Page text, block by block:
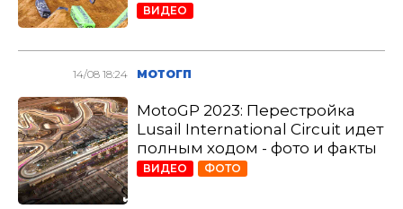
ВИДЕО
14/08 18:24 МОТОГП
MotoGP 2023: Перестройка
Lusail International Circuit идет
полным ходом - фото и факты
ВИДЕО ФОТО